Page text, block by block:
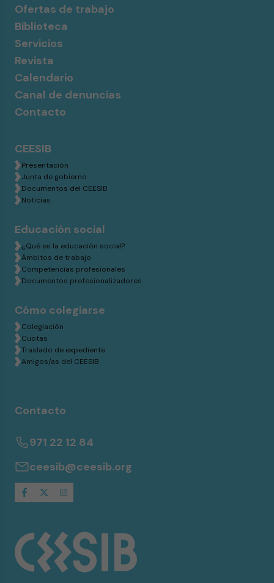
Ofertas de trabajo
Biblioteca
Servicios
Revista
Calendario
Canal de denuncias
Contacto
CEESIB
Presentación
Junta de gobierno
Documentos del CEESIB
Noticias
Educación social
¿Qué es la educación social?
Ámbitos de trabajo
Competencias profesionales
Documentos profesionalizadores
Cómo colegiarse
Colegiación
Cuotas
Traslado de expediente
Amigos/as del CEESIB
Contacto
971 22 12 84
ceesib@ceesib.org